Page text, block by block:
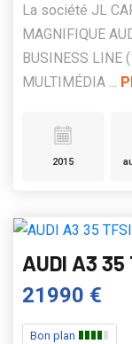
La société JL
MAGNIFIQUE
BUSINESS LINE
MULTIMÉDIA ...
2015
AUDI A3 35
21990 €
Bon plan